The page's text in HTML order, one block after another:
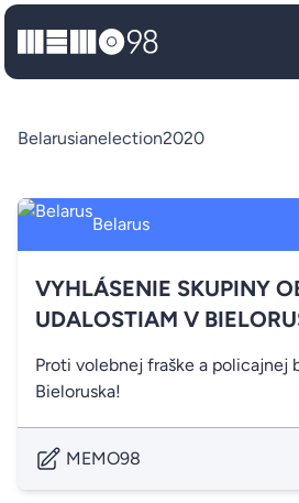
MEMO98
Belarusianelection2020
Belarus
VYHLÁSENIE SKUPINY
UDALOSTIAM V
Proti volebnej fraške a policajnej
Bieloruska!
MEMO98